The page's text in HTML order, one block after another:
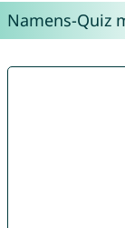
Namens-Quiz